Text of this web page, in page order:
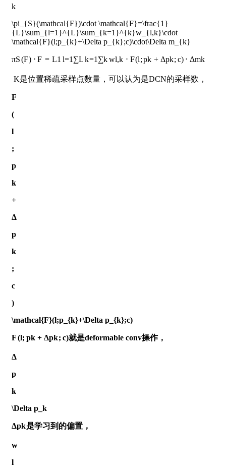
k
\pi_{S}(\mathcal{F})\cdot \mathcal{F}=\frac{1}
{L}\sum_{l=1}^{L}\sum_{k=1}^{k}w_{l,k}\cdot
\mathcal{F}(l;p_{k}+\Delta p_{k};c)\cdot\Delta m_{k}
πS(F) ⋅ F = L1 l=1 ∑L k=1 ∑kwl,k ⋅ F(l;pk + Δpk; c) ⋅ Δmk
​ K是位置稀疏采样点数量，可以认为是DCN的采样数，
F
(
l
;
p
k
+
Δ
p
k
;
c
)
\mathcal{F}(l;p_{k}+\Delta p_{k};c)
F(l; pk + Δpk; c)就是deformable conv操作，
Δ
p
k
\Delta p_k
Δpk是学习到的偏置，
w
l